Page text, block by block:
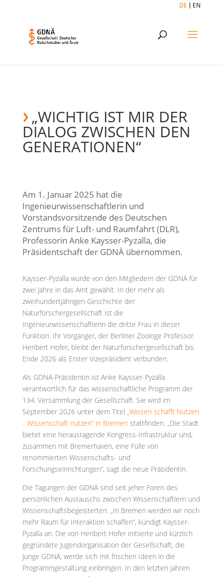
DE EN
„WICHTIG IST MIR DER
DIALOG ZWISCHEN DEN
GENERATIONEN“
Am 1. Januar 2025 hat die
Ingenieurwissenschaftlerin und
Vorstandsvorsitzende des Deutschen
Zentrums für Luft- und Raumfahrt (DLR),
Professorin Anke Kaysser-Pyzalla, die
Präsidentschaft der GDNÄ übernommen.
Kaysser-Pyzalla wurde von den Mitgliedern der GDNÄ für
zwei Jahre in das Amt gewählt. In der mehr als
zweihundertjährigen Geschichte der
Naturforschergesellschaft ist die
Ingenieurwissenschaftlerin die dritte Frau in dieser
Funktion. Ihr Vorgänger, der Berliner Zoologe Professor
Heribert Hofer, bleibt der Naturforschergesellschaft bis
Ende 2026 als Erster Vizepräsident verbunden.
Als GDNÄ-Präsidentin ist Anke Kaysser-Pyzalla
verantwortlich für das wissenschaftliche Programm der
134. Versammlung der Gesellschaft. Sie wird im
September 2026 unter dem Titel „Wissen schafft Nutzen
- Wissenschaft nutzen“ in Bremenstattfinden. „Die Stadt
bietet eine herausragende Kongress-Infrastruktur und,
zusammen mit Bremerhaven, eine Fülle von
renommierten Wissenschafts- und
Forschungseinrichtungen“, sagt die neue Präsidentin.
Die Tagungen der GDNÄ sind seit jeher Foren des
persönlichen Austauschs zwischen Wissenschaftlern und
Wissenschaftsbegeisterten. „In Bremen werden wir noch
mehr Raum für Interaktion schaffen“, kündigt Kaysser-
Pyzalla an. Die von Heribert Hofer initiierte und kürzlich
gegründete Jugendorganisation der Gesellschaft, die
Junge GDNÄ, werde sich mit frischen Ideen in die
Programmgestaltung einbringen. In den letzten Jahren